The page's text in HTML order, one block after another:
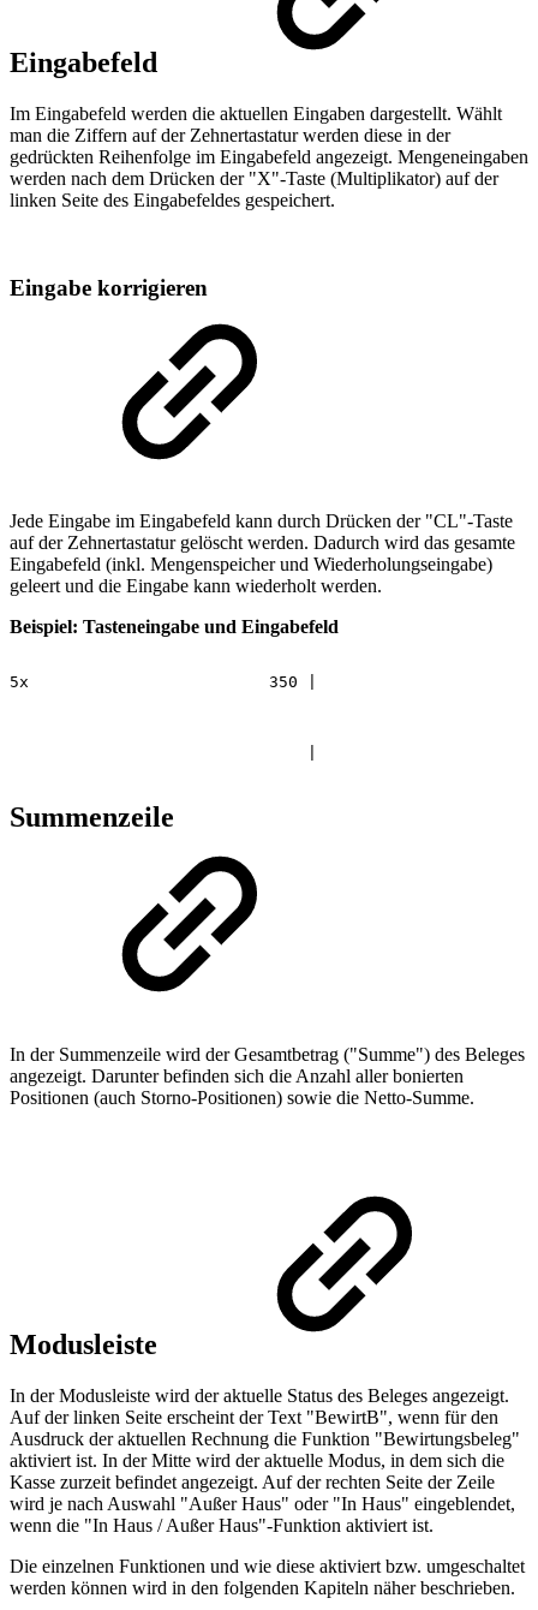
Eingabefeld
Im Eingabefeld werden die aktuellen Eingaben dargestellt. Wählt
man die Ziffern auf der Zehnertastatur werden diese in der
gedrückten Reihenfolge im Eingabefeld angezeigt. Mengeneingaben
werden nach dem Drücken der "X"-Taste (Multiplikator) auf der
linken Seite des Eingabefeldes gespeichert.
Eingabe korrigieren
Jede Eingabe im Eingabefeld kann durch Drücken der "CL"-Taste
auf der Zehnertastatur gelöscht werden. Dadurch wird das gesamte
Eingabefeld (inkl. Mengenspeicher und Wiederholungseingabe)
geleert und die Eingabe kann wiederholt werden.
Beispiel: Tasteneingabe und Eingabefeld
5x 350
Summenzeile
In der Summenzeile wird der Gesamtbetrag ("Summe") des Beleges
angezeigt. Darunter befinden sich die Anzahl aller bonierten
Positionen (auch Storno-Positionen) sowie die Netto-Summe.
Modusleiste
In der Modusleiste wird der aktuelle Status des Beleges angezeigt.
Auf der linken Seite erscheint der Text "BewirtB", wenn für den
Ausdruck der aktuellen Rechnung die Funktion "Bewirtungsbeleg"
aktiviert ist. In der Mitte wird der aktuelle Modus, in dem sich die
Kasse zurzeit befindet angezeigt. Auf der rechten Seite der Zeile
wird je nach Auswahl "Außer Haus" oder "In Haus" eingeblendet,
wenn die "In Haus / Außer Haus"-Funktion aktiviert ist.
Die einzelnen Funktionen und wie diese aktiviert bzw. umgeschaltet
werden können wird in den folgenden Kapiteln näher beschrieben.